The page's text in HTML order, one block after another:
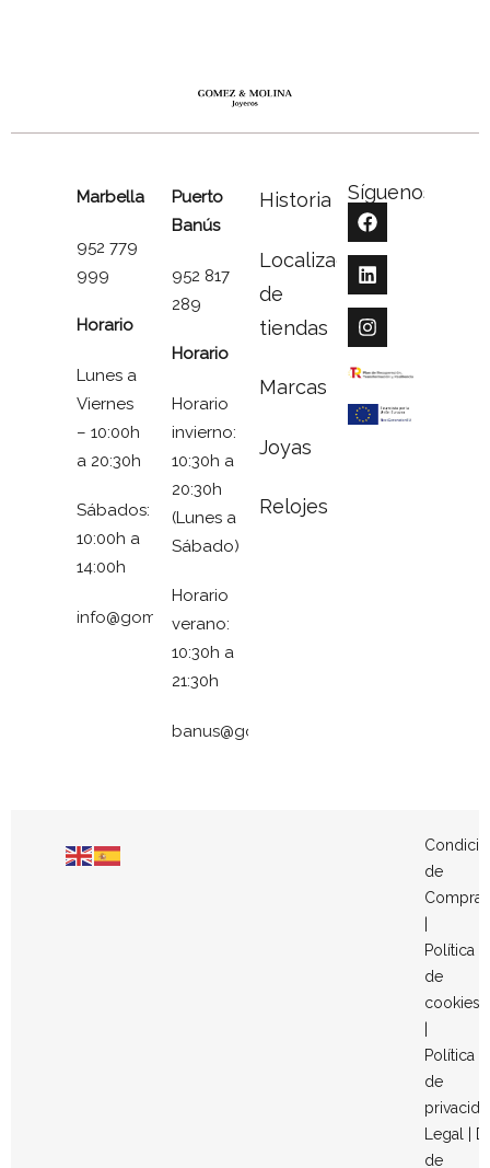
Marbella
952 779
999
Horario
Lunes a
Viernes
– 10:00h
a 20:30h
Sábados:
10:00h a
14:00h
info@gomezymolina.com
Puerto
Banús
952 817
289
Horario
Horario
invierno:
10:30h a
20:30h
(Lunes a
Sábado)
Horario
verano:
10:30h a
21:30h
banus@gomezymolina.com
Historia
Localizador
de
tiendas
Marcas
Joyas
Relojes
Síguenos
de
Compra
Política
de
cookies
Política
de
Legal
de